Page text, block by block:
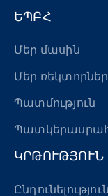
ԵՊԲՀ
Մեր մասին
Մեր
Պատմություն
ԿՐԹՈՒԹՅՈՒՆ
Ընդունելություն